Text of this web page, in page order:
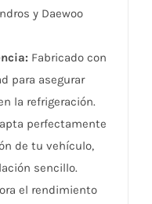
y Daewoo
Fabricado con
para asegurar
la refrigeración.
perfectamente
de tu vehículo,
sencillo.
el rendimiento